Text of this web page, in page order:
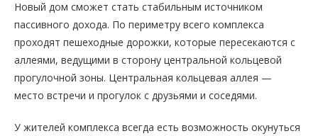
Новый дом сможет стать стабильным источником
пассивного дохода. По периметру всего комплекса
проходят пешеходные дорожки, которые пересекаются с
аллеями, ведущими в сторону центральной кольцевой
прогулочной зоны. Центральная кольцевая аллея —
место встречи и прогулок с друзьями и соседями.
У жителей комплекса всегда есть возможность окунуться